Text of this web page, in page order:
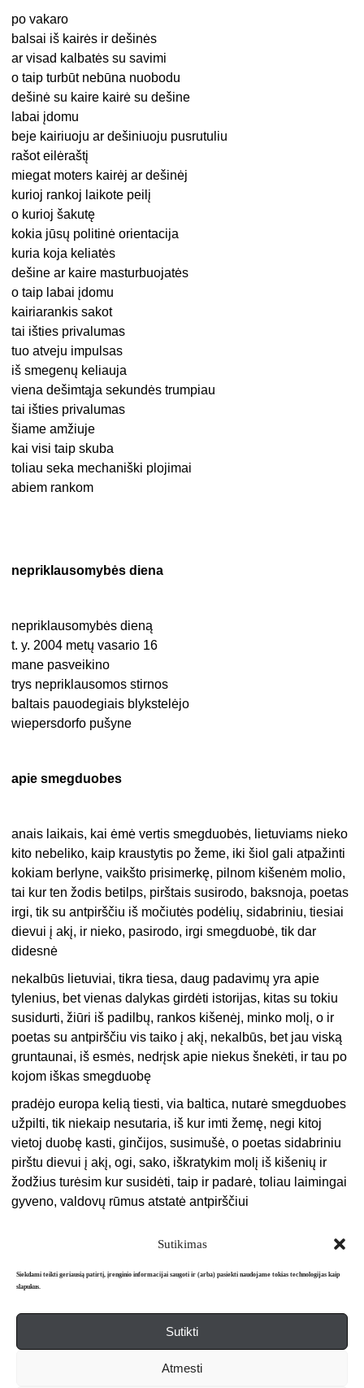
Sutikimas
Siekdami teikti geriausią patirtį, įrenginio informacijai saugoti ir (arba) pasiekti naudojame tokias technologijas kaip
slapukus.
Sutikti
Atmesti
po vakaro
balsai iš kairės ir dešinės
ar visad kalbatės su savimi
o taip turbūt nebūna nuobodu
dešinė su kaire kairė su dešine
labai įdomu
beje kairiuoju ar dešiniuoju pusrutuliu
rašot eilėraštį
miegat moters kairėj ar dešinėj
kurioj rankoj laikote peilį
o kurioj šakutę
kokia jūsų politinė orientacija
kuria koja keliatės
dešine ar kaire masturbuojatės
o taip labai įdomu
kairiarankis sakot
tai išties privalumas
tuo atveju impulsas
iš smegenų keliauja
viena dešimtąja sekundės trumpiau
tai išties privalumas
šiame amžiuje
kai visi taip skuba
toliau seka mechaniški plojimai
abiem rankom
nepriklausomybės diena
nepriklausomybės dieną
t. y. 2004 metų vasario 16
mane pasveikino
trys nepriklausomos stirnos
baltais pauodegiais blykstelėjo
wiepersdorfo pušyne
apie smegduobes
anais laikais, kai ėmė vertis smegduobės, lietuviams nieko
kito nebeliko, kaip kraustytis po žeme, iki šiol gali atpažinti
kokiam berlyne, vaikšto prisimerkę, pilnom kišenėm molio,
tai kur ten žodis betilps, pirštais susirodo, baksnoja, poetas
irgi, tik su antpirščiu iš močiutės podėlių, sidabriniu, tiesiai
dievui į akį, ir nieko, pasirodo, irgi smegduobė, tik dar
didesnė
nekalbūs lietuviai, tikra tiesa, daug padavimų yra apie
tylenius, bet vienas dalykas girdėti istorijas, kitas su tokiu
susidurti, žiūri iš padilbų, rankos kišenėj, minko molį, o ir
poetas su antpirščiu vis taiko į akį, nekalbūs, bet jau viską
gruntaunai, iš esmės, nedrįsk apie niekus šnekėti, ir tau po
kojom iškas smegduobę
pradėjo europa kelią tiesti, via baltica, nutarė smegduobes
užpilti, tik niekaip nesutaria, iš kur imti žemę, negi kitoj
vietoj duobę kasti, ginčijos, susimušė, o poetas sidabriniu
pirštu dievui į akį, ogi, sako, iškratykim molį iš kišenių ir
žodžius turėsim kur susidėti, taip ir padarė, toliau laimingai
gyveno, valdovų rūmus atstatė antpirščiui
Apie mus Redakcija Prenumerata